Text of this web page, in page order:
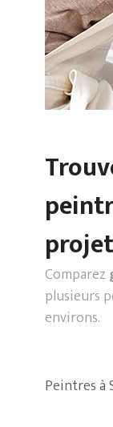
Comparez
plusieurs
environs.
Peintres à